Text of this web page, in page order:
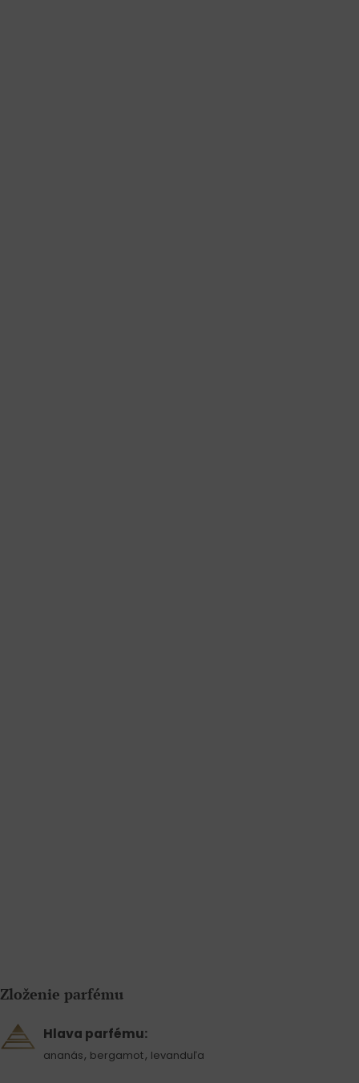
Zloženie parfému
Hlava parfému:
ananás, bergamot, levanduľa